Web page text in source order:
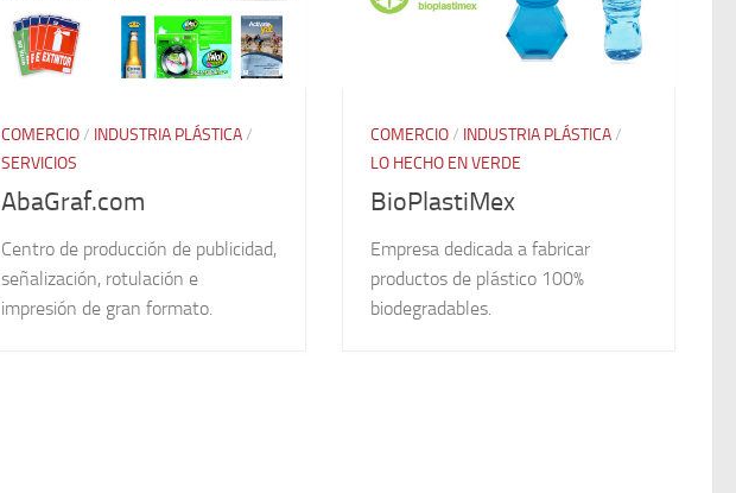
COMERCIO/ INDUSTRIA PLÁSTICA/
SERVICIOS
AbaGraf.com
Centro de producción de publicidad,
señalización, rotulación e
impresión de gran formato.
COMERCIO/ INDUSTRIA PLÁSTICA/
LO HECHO EN VERDE
BioPlastiMex
Empresa dedicada a fabricar
productos de plástico 100%
biodegradables.